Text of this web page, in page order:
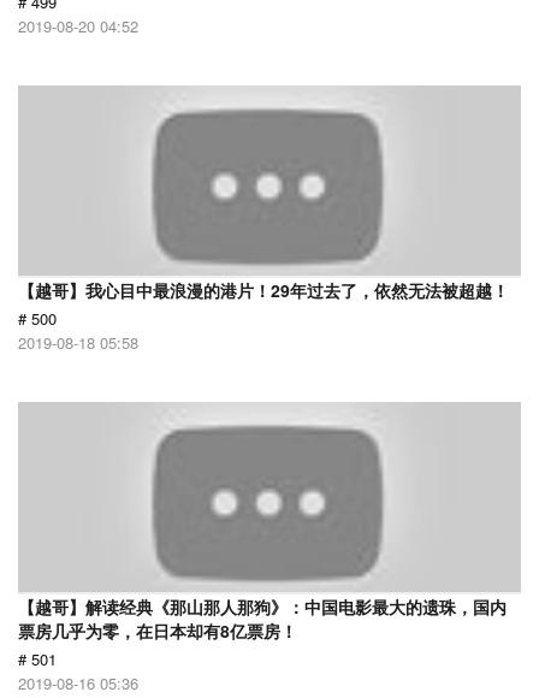
2019-08-20 04:52
【越哥】我心目中最浪漫的港片！29年过去了，依然无法被超越！
# 500
2019-08-18 05:58
【越哥】解读经典《那山那人那狗》：中国电影最大的遗珠，国内
票房几乎为零，在日本却有8亿票房！
# 501
2019-08-16 05:36